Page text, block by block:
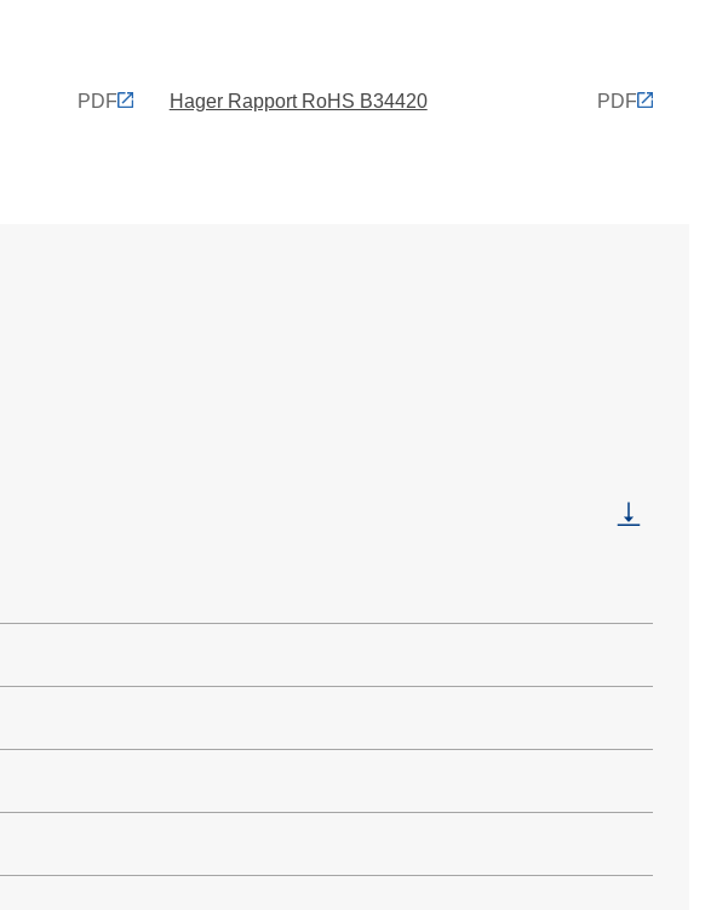
PDF Hager Rapport RoHS B34420 PDF